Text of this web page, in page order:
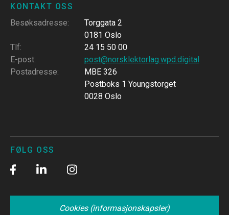
KONTAKT OSS
Besøksadresse:
Torggata 2
0181 Oslo
Tlf:
24 15 50 00
E-post:
post@norsklektorlag.wpd.digital
Postadresse:
MBE 326
Postboks 1 Youngstorget
0028 Oslo
FØLG OSS
Cookies (informasjonskapsler)